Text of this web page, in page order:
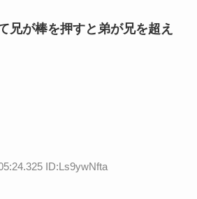
兄が棒を押すと弟が兄を超え
ID:Ls9ywNfta